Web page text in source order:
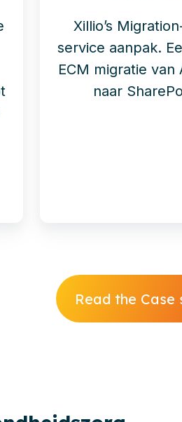
Xillio’s
service aanpak.
ECM migratie van
naar
Read the Case